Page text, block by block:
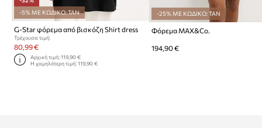
-5% ΜΕ ΚΩΔΙΚΟ: TAN
G-Star φόρεμα από βισκόζη Shirt dress
Τρέχουσα τιμή:
80,99 €
Αρχική τιμή:119,90 €
Η χαμηλότερη τιμή:119,90 €
-25% ΜΕ ΚΩΔΙΚΟ: TAN
Φόρεμα MAX&Co.
194,90 €